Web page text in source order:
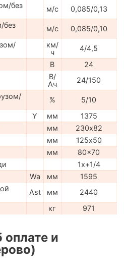
без
м/с
0,085/0,13
без
м/с
0,085/0,10
км/
ч
4/4,5
В
24
В/
Ач
24/150
%
5/10
Y мм
1375
мм
230х82
мм
125х50
мм
80x70
1x+1/4
Wa мм
1595
Ast мм
2440
кг 971
и